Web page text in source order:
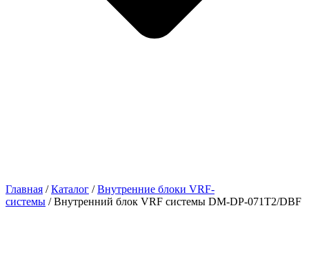
Главная /Каталог /Внутренние блоки VRF-
cистемы / Внутренний блок VRF системы DM-DP-071T2/DBF